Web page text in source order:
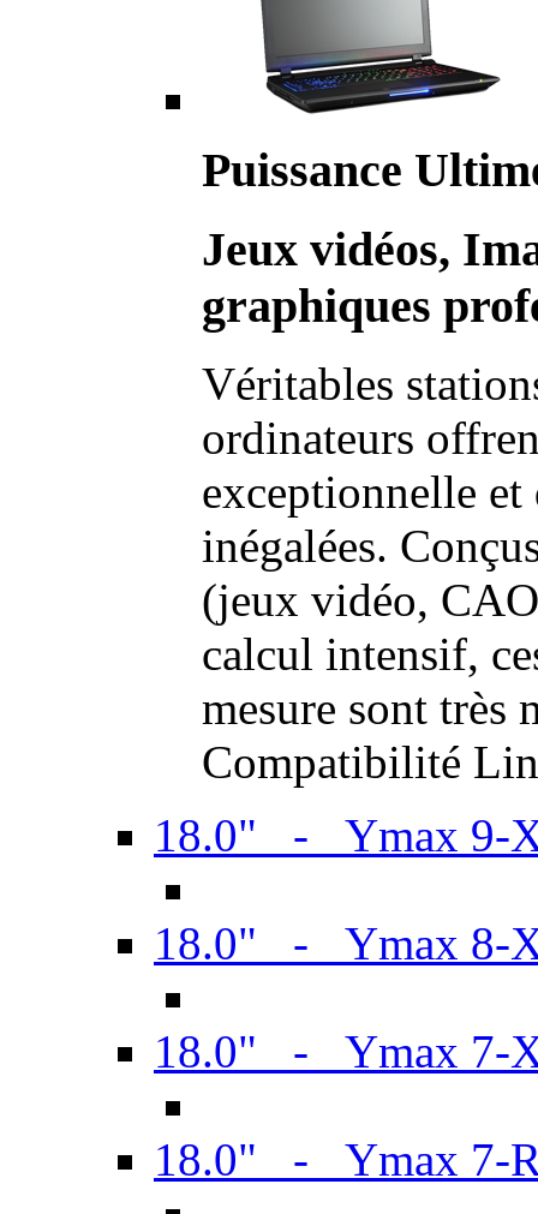
Puissance
Jeux vidéos,
graphiques
Véritables
ordinateurs
exceptionnelle et
inégalées.
(jeux vidéo,
calcul intensif,
mesure sont très
Compatibilité
18.0" - Ymax 9-
18.0" - Ymax 8-
18.0" - Ymax 7-
18.0" - Ymax 7-